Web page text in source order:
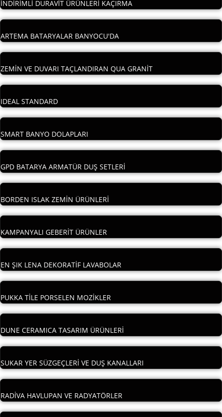
İNDİRİMLİ DURAVİT ÜRÜNLERİ KAÇIRMA
ARTEMA BATARYALAR BANYOCU'DA
ZEMİN VE DUVARI TAÇLANDIRAN QUA GRANİT
IDEAL STANDARD
SMART BANYO DOLAPLARI
GPD BATARYA ARMATÜR DUŞ SETLERİ
BORDEN ISLAK ZEMİN ÜRÜNLERİ
KAMPANYALI GEBERİT ÜRÜNLER
EN ŞIK LENA DEKORATİF LAVABOLAR
PUKKA TİLE PORSELEN MOZİKLER
DUNE CERAMICA TASARIM ÜRÜNLERİ
SUKAR YER SÜZGEÇLERİ VE DUŞ KANALLARI
RADİVA HAVLUPAN VE RADYATÖRLER